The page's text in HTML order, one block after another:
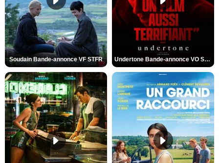
Soudain Bande-annonce VF STFR Undertone Bande-annonce VO STFR